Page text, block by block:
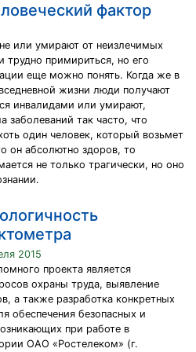
фактор
или умирают от неизлечимых
трудно примириться, но его
еще можно понять. Когда же в
жизни люди получают
инвалидами или умирают,
заболеваний так часто, что
один человек, который возьмет
он абсолютно здоров, то
не только трагически, но оно
2015
проекта является
охраны труда, выявление
а также разработка конкретных
обеспечения безопасных и
при работе в
ОАО «Ростелеком» (г.